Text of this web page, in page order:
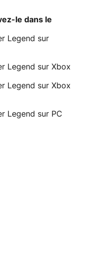
le dans le
Legend sur
Legend sur Xbox
Legend sur Xbox
Legend sur PC